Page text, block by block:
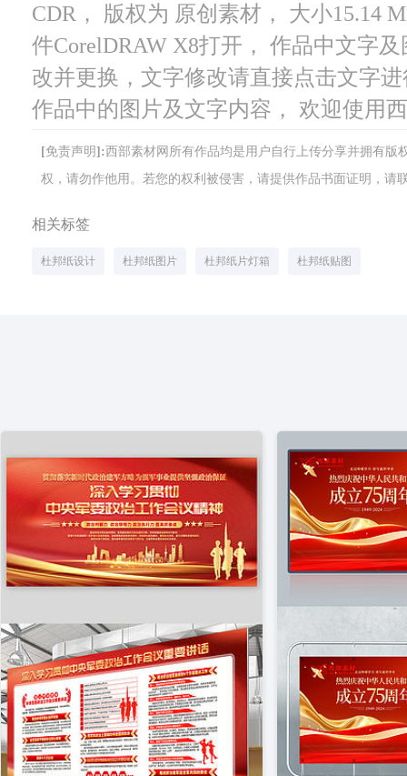
CDR， 版权为 原创素材， 大小15.14
件CorelDRAW X8打开， 作品中文字
改并更换，文字修改请直接点击文字
作品中的图片及文字内容， 欢迎使用
[免责声明]:西部素材网所有作品均是用户自行上传分享并拥有
权，请勿作他用。若您的权利被侵害，请提供作品书面证明，请
相关标签
杜邦纸设计 杜邦纸图片 杜邦纸片灯箱 杜邦纸贴图